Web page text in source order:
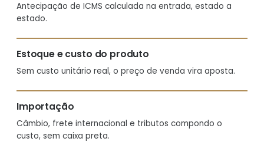
Antecipação de ICMS calculada na entrada, estado a
estado.
Estoque e custo do produto
Sem custo unitário real, o preço de venda vira aposta.
Importação
Câmbio, frete internacional e tributos compondo o
custo, sem caixa preta.